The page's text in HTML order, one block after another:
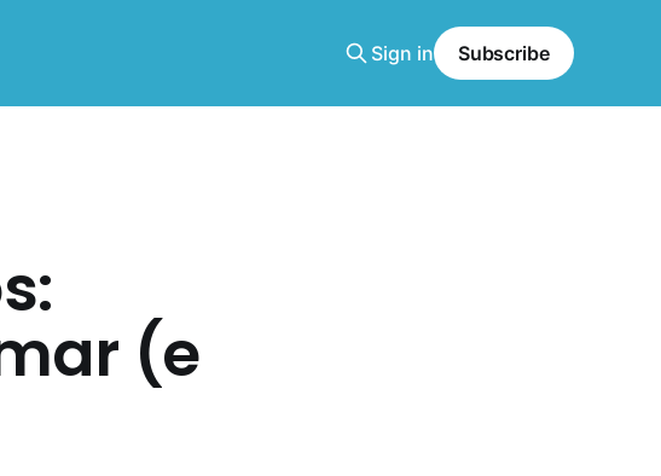
Sign in Subscribe
(e